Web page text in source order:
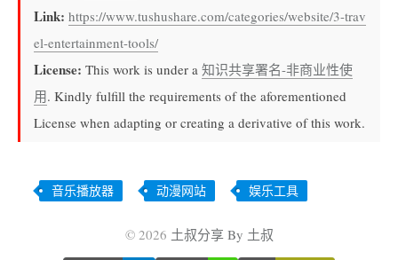
Link: https://www.tushushare.com/categories/website/3-trav
el-entertainment-tools/
License: This work is under a 知识共享署名-非商业性使
用. Kindly fulfill the requirements of the aforementioned
License when adapting or creating a derivative of this work.
音乐播放器 动漫网站 娱乐工具
© 2026 土叔分享 By 土叔